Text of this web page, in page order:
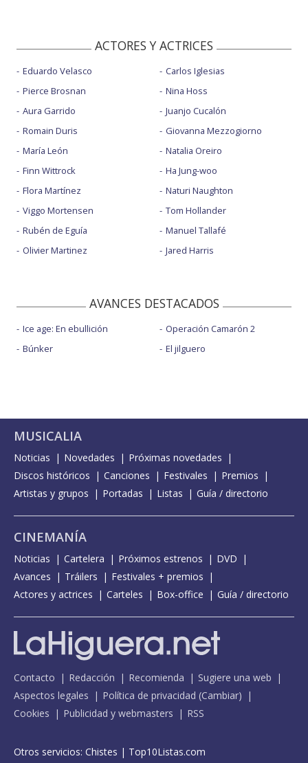
ACTORES Y ACTRICES
Eduardo Velasco
Pierce Brosnan
Aura Garrido
Romain Duris
María León
Finn Wittrock
Flora Martínez
Viggo Mortensen
Rubén de Eguía
Olivier Martinez
Carlos Iglesias
Nina Hoss
Juanjo Cucalón
Giovanna Mezzogiorno
Natalia Oreiro
Ha Jung-woo
Naturi Naughton
Tom Hollander
Manuel Tallafé
Jared Harris
AVANCES DESTACADOS
Ice age: En ebullición
Búnker
Operación Camarón 2
El jilguero
MUSICALIA
Noticias Novedades
Próximas novedades
Discos históricos
Canciones Festivales
Premios
Artistas y grupos
Portadas Listas Guía / directorio
CINEMANÍA
Noticias Cartelera Próximos estrenos
DVD
Avances
Tráilers
Festivales + premios
Actores y actrices
Carteles Box-office Guía / directorio
Contacto Redacción Recomienda
Sugiere una web
Aspectos legales
Política de privacidad (Cambiar)
Cookies
Publicidad y webmasters RSS
Otros servicios: Chistes | Top10Listas.com